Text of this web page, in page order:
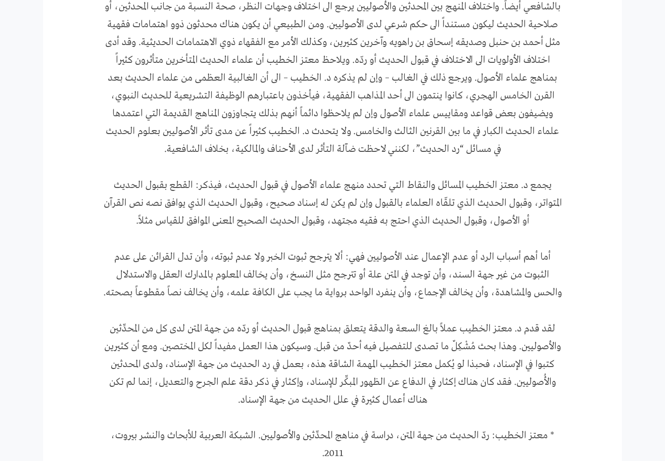
بالشافعي أيضاً. واختلاف المنهج بين المحدثين والأصوليين يرجع الى اختلاف وجهات النظر، صحة النسبة من جانب المحدثين، أو
صلاحية الحديث ليكون مستنداً الى حكم شرعي لدى الأصوليين. ومن الطبيعي أن يكون هناك محدثون ذوو اهتمامات فقهية
مثل أحمد بن حنبل وصديقه إسحاق بن راهويه وآخرين كثيرين، وكذلك الأمر مع الفقهاء ذوي الاهتمامات الحديثية. وقد أدى
اختلاف الأولويات الى الاختلاف في قبول الحديث أو ردّه. ويلاحظ معتز الخطيب أن علماء الحديث المتأخرين متأثرون كثيراً
بمناهج علماء الأصول. ويرجع ذلك في الغالب – وإن لم يذكره د. الخطيب – الى أن الغالبية العظمى من علماء الحديث بعد
القرن الخامس الهجري، كانوا ينتمون الى أحد المذاهب الفقهية، فيأخذون باعتبارهم الوظيفة التشريعية للحديث النبوي،
ويضيفون بعض قواعد ومقاييس علماء الأصول وإن لم يلاحظوا دائماً أنهم بذلك يتجاوزون المناهج القديمة التي اعتمدها
علماء الحديث الكبار في ما بين القرنين الثالث والخامس. ولا يتحدث د. الخطيب كثيراً عن مدى تأثر الأصوليين بعلوم الحديث
في مسائل “رد الحديث”، لكنني لاحظت ضآلة التأثر لدى الأحناف والمالكية، بخلاف الشافعية.
يجمع د. معتز الخطيب المسائل والنقاط التي تحدد منهج علماء الأصول في قبول الحديث، فيذكر: القطع بقبول الحديث
المتواتر، وقبول الحديث الذي تلقّاه العلماء بالقبول وإن لم يكن له إسناد صحيح، وقبول الحديث الذي يوافق نصه نص القرآن
أو الأصول، وقبول الحديث الذي احتج به فقيه مجتهد، وقبول الحديث الصحيح المعنى الموافق للقياس مثلاً.
أما أهم أسباب الرد أو عدم الإعمال عند الأصوليين فهي: ألا يترجح ثبوت الخبر ولا عدم ثبوته، وأن تدل القرائن على عدم
الثبوت من غير جهة السند، وأن توجد في المتن علة أو تترجح مثل النسخ، وأن يخالف المعلوم بالمدارك العقل والاستدلال
والحس والمشاهدة، وأن يخالف الإجماع، وأن ينفرد الواحد برواية ما يجب على الكافة علمه، وأن يخالف نصاً مقطوعاً بصحته.
لقد قدم د. معتز الخطيب عملاً بالغ السعة والدقة يتعلق بمناهج قبول الحديث أو ردّه من جهة المتن لدى كل من المحدِّثين
والأصوليين. وهذا بحث مُشْكِلٌ ما تصدى للتفصيل فيه أحدٌ من قبل. وسيكون هذا العمل مفيداً لكل المختصين. ومع أن كثيرين
كتبوا في الإسناد، فحبذا لو يُكمل معتز الخطيب المهمة الشاقة هذه، بعمل في رد الحديث من جهة الإسناد، ولدى المحدثين
والأُصوليين. فقد كان هناك إكثار في الدفاع عن الظهور المبكِّر للإسناد، وإكثار في ذكر دقة علم الجرح والتعديل، إنما لم تكن
هناك أعمال كثيرة في علل الحديث من جهة الإسناد.
* معتز الخطيب: ردّ الحديث من جهة المتن، دراسة في مناهج المحدِّثين والأصوليين. الشبكة العربية للأبحاث والنشر بيروت،
2011.